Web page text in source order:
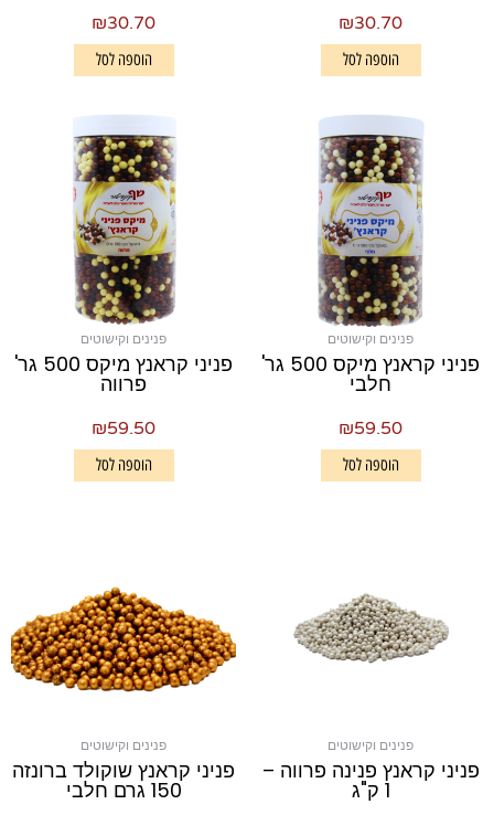
₪30.70
הוספה לסל
₪30.70
הוספה לסל
פנינים וקישוטים
פניני קראנץ מיקס 500 גר'
חלבי
₪59.50
הוספה לסל
פנינים וקישוטים
פניני קראנץ מיקס 500 גר'
פרווה
₪59.50
הוספה לסל
פנינים וקישוטים
פניני קראנץ פנינה פרווה –
1 ק"ג
פנינים וקישוטים
פניני קראנץ שוקולד ברונזה
150 גרם חלבי